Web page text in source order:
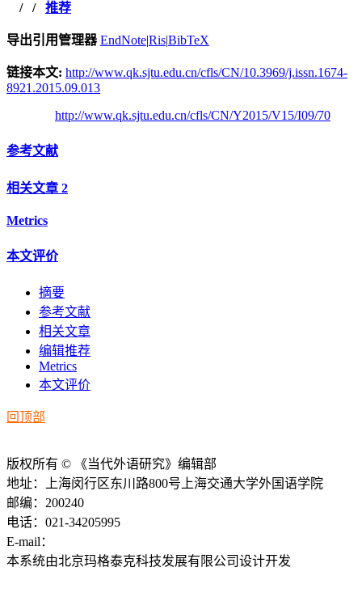
/ / 推荐
导出引用管理器 EndNote|Ris|BibTeX
链接本文: http://www.qk.sjtu.edu.cn/cfls/CN/10.3969/j.issn.1674-
8921.2015.09.013
http://www.qk.sjtu.edu.cn/cfls/CN/Y2015/V15/I09/70
参考文献
相关文章 2
Metrics
本文评价
摘要
参考文献
相关文章
编辑推荐
Metrics
本文评价
回顶部
版权所有 © 《当代外语研究》编辑部
地址：上海闵行区东川路800号上海交通大学外国语学院
邮编：200240
电话：021-34205995
E-mail：
本系统由北京玛格泰克科技发展有限公司设计开发